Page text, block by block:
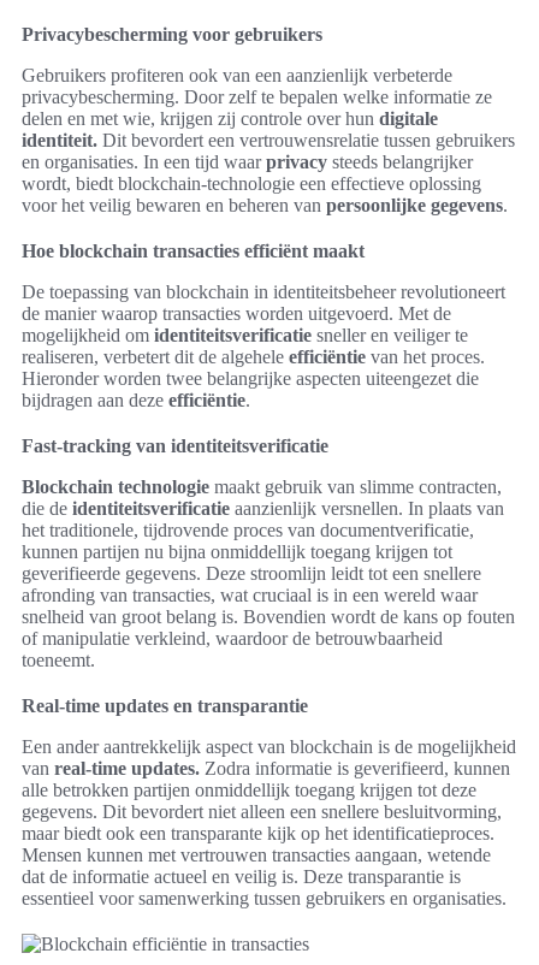
Privacybescherming voor gebruikers
Gebruikers profiteren ook van een aanzienlijk verbeterde
privacybescherming. Door zelf te bepalen welke informatie ze
delen en met wie, krijgen zij controle over hun digitale
identiteit. Dit bevordert een vertrouwensrelatie tussen gebruikers
en organisaties. In een tijd waarprivacy steeds belangrijker
wordt, biedt blockchain-technologie een effectieve oplossing
voor het veilig bewaren en beheren van persoonlijke gegevens.
Hoe blockchain transacties efficiënt maakt
De toepassing van blockchain in identiteitsbeheer revolutioneert
de manier waarop transacties worden uitgevoerd. Met de
mogelijkheid om identiteitsverificatie sneller en veiliger te
realiseren, verbetert dit de algehele efficiëntie van het proces.
Hieronder worden twee belangrijke aspecten uiteengezet die
bijdragen aan deze efficiëntie.
Fast-tracking van identiteitsverificatie
Blockchain technologie maakt gebruik van slimme contracten,
die de identiteitsverificatie aanzienlijk versnellen. In plaats van
het traditionele, tijdrovende proces van documentverificatie,
kunnen partijen nu bijna onmiddellijk toegang krijgen tot
geverifieerde gegevens. Deze stroomlijn leidt tot een snellere
afronding van transacties, wat cruciaal is in een wereld waar
snelheid van groot belang is. Bovendien wordt de kans op fouten
of manipulatie verkleind, waardoor de betrouwbaarheid
toeneemt.
Real-time updates en transparantie
Een ander aantrekkelijk aspect van blockchain is de mogelijkheid
van real-time updates. Zodra informatie is geverifieerd, kunnen
alle betrokken partijen onmiddellijk toegang krijgen tot deze
gegevens. Dit bevordert niet alleen een snellere besluitvorming,
maar biedt ook een transparante kijk op het identificatieproces.
Mensen kunnen met vertrouwen transacties aangaan, wetende
dat de informatie actueel en veilig is. Deze transparantie is
essentieel voor samenwerking tussen gebruikers en organisaties.